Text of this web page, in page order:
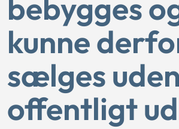
bebygges
kunne
sælges uden
offentligt